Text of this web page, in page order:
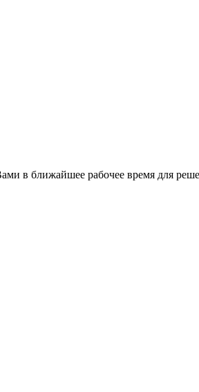
в ближайшее рабочее время для